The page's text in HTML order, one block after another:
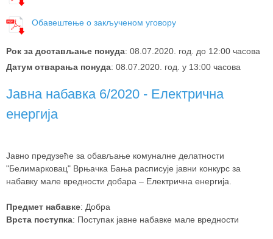
Обавештење о закљученом уговору
Рок за достављање понуда: 08.07.2020. год. до 12:00 часова
Датум отварања понуда: 08.07.2020. год. у 13:00 часова
Јавна набавка 6/2020 - Електрична
енергија
Јавно предузеће за обављање комуналне делатности
"Белимарковац" Врњачка Бања расписује јавни конкурс за
набавку мале вредности добара – Електрична енергија.
Предмет набавке: Добра
Врста поступка: Поступак јавне набавке мале вредности